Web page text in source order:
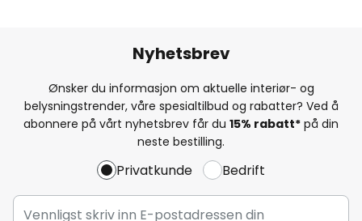
Nyhetsbrev
Ønsker du informasjon om aktuelle interiør- og
belysningstrender, våre spesialtilbud og rabatter? Ved å
abonnere på vårt nyhetsbrev får du 15% rabatt* på din
neste bestilling.
Privatkunde Bedrift